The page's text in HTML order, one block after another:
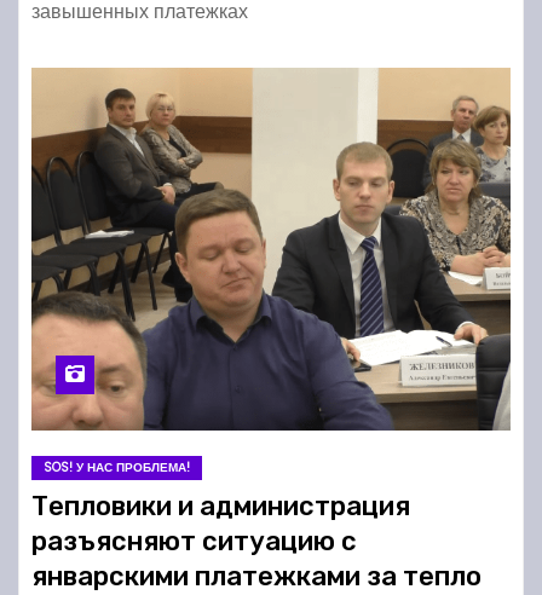
завышенных платежках
SOS! У НАС ПРОБЛЕМА!
Тепловики и администрация
разъясняют ситуацию с
январскими платежками за тепло